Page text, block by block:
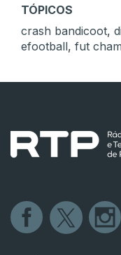
TÓPICOS
crash bandicoot,
efootball, fut